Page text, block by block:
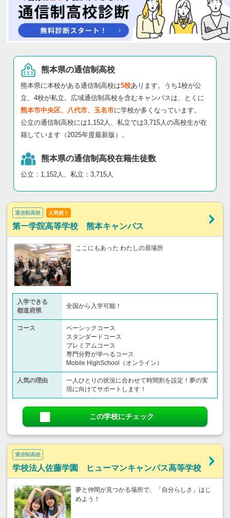
熊本県の通信制高校
熊本県に本校がある通信制高校は5校あります。うち1校が公
立、4校が私立。広域通信制高校を含むキャンパスは、とくに
熊本市中央区、八代市、玉名市に学校が多くなっています。
公立の通信制高校には1,152人、私立では3,715人の高校生が在
籍しています（2025年度最新版）。
熊本県の通信制高校在籍生徒数
公立：1,152人、私立：3,715人
通信制高校 人気校！
第一学院高等学校 熊本キャンパス
ここにもあった わたしの居場所
入学できる
都道府県
全国から入学可能！
コース
ベーシックコース
スタンダードコース
プレミアムコース
専門分野が学べるコース
Mobile HighSchool（オンライン）
人気の理由
一人ひとりの状況に合わせて時間割を設定！夢の実
現に向けてサポートします！
この学校にチェック
通信制高校
学校法人佐藤学園 ヒューマンキャンパス高等学校
夢と仲間が見つかる場所で、「自分らしさ」はじ
めよう！